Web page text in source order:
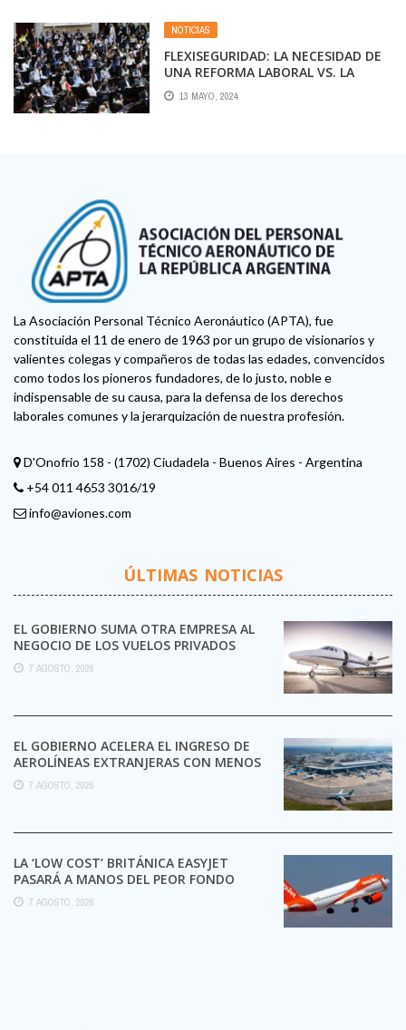
NOTICIAS
FLEXISEGURIDAD: LA NECESIDAD DE
UNA REFORMA LABORAL VS. LA
PROPUESTA DE LA LEY BASES
13 MAYO, 2024
La Asociación Personal Técnico Aeronáutico (APTA), fue
constituida el 11 de enero de 1963 por un grupo de visionarios y
valientes colegas y compañeros de todas las edades, convencidos
como todos los pioneros fundadores, de lo justo, noble e
indispensable de su causa, para la defensa de los derechos
laborales comunes y la jerarquización de nuestra profesión.
D'Onofrio 158 - (1702) Ciudadela - Buenos Aires - Argentina
+54 011 4653 3016/19
info@aviones.com
ÚLTIMAS NOTICIAS
EL GOBIERNO SUMA OTRA EMPRESA AL
NEGOCIO DE LOS VUELOS PRIVADOS
7 AGOSTO, 2026
EL GOBIERNO ACELERA EL INGRESO DE
AEROLÍNEAS EXTRANJERAS CON MENOS
TRÁMITES
7 AGOSTO, 2026
LA ‘LOW COST’ BRITÁNICA EASYJET
PASARÁ A MANOS DEL PEOR FONDO
POSIBLE:
7 AGOSTO, 2026